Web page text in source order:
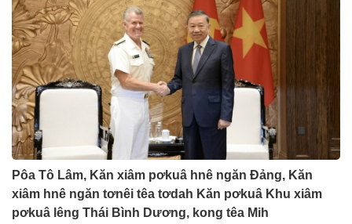
Pôa Tô Lâm, Kăn xiâm pơkuâ hnê ngăn Đảng, Kăn
xiâm hnê ngăn tơnêi têa tơdah Kăn pơkuâ Khu xiâm
pơkuâ lêng Thái Bình Dương, kong têa Mih